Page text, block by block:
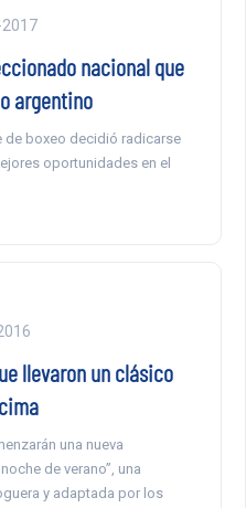
nacional que
argentino
de boxeo decidió radicarse
oportunidades en el
llevaron un clásico
una nueva
de verano”, una
y adaptada por los